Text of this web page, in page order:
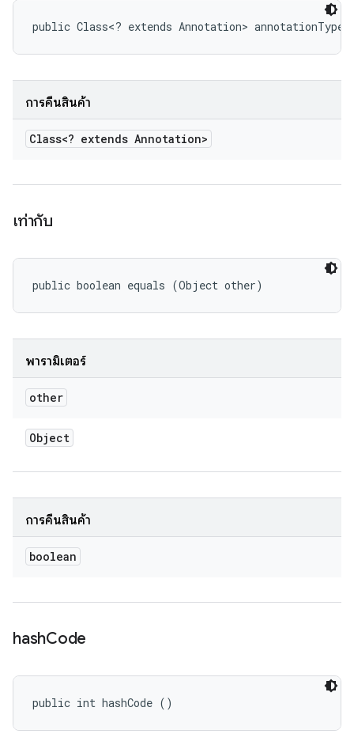
public Class<? extends Annotation>
การคืนสินค้า
Class<? extends Annotation>
เท่ากับ
public boolean equals (Object other)
พารามิเตอร์
other
Object
การคืนสินค้า
boolean
hashCode
public int hashCode ()